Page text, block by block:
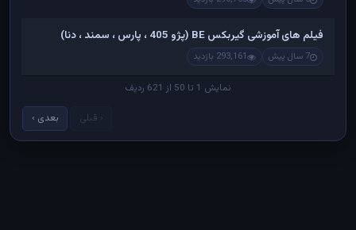
فیلم های آموزشی گیربکس BE (پژو 405 ، پارس ، سمند ، دنا)
7 سال پیش 293,161 بازدید
نمایش 1 تا 50 از 621 ردیف
‹ قبلی بعدی ›